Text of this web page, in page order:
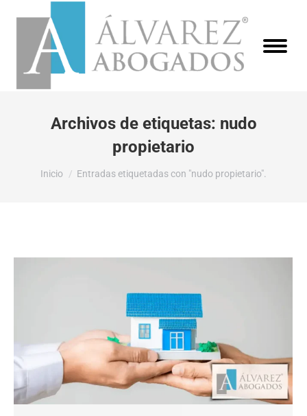
Archivos de etiquetas: nudo
propietario
Estás aquí:
Inicio Entradas etiquetadas con "nudo propietario".